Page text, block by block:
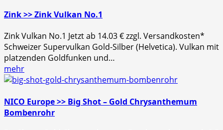
Zink >> Zink Vulkan No.1
Zink Vulkan No.1 Jetzt ab 14.03 € zzgl. Versandkosten*
Schweizer Supervulkan Gold-Silber (Helvetica). Vulkan mit
platzenden Goldfunken und…
mehr
NICO Europe >> Big Shot – Gold Chrysanthemum
Bombenrohr